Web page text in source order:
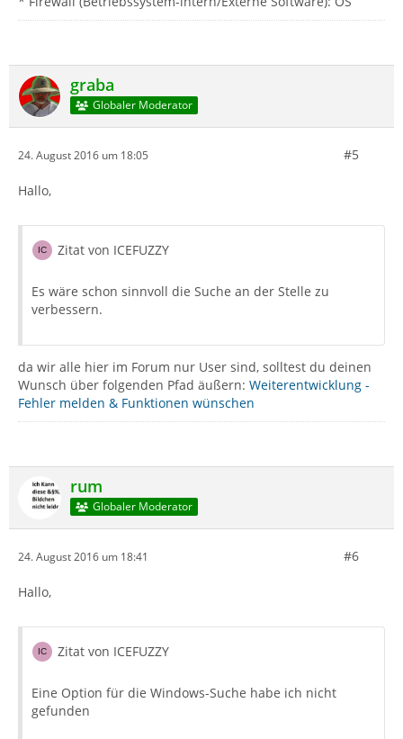
graba
Globaler Moderator
24. August 2016 um 18:05 #5
Hallo,
Zitat von ICEFUZZY
Es wäre schon sinnvoll die Suche an der Stelle zu
verbessern.
da wir alle hier im Forum nur User sind, solltest du deinen
Wunsch über folgenden Pfad äußern: Weiterentwicklung -
Fehler melden & Funktionen wünschen
rum
Globaler Moderator
24. August 2016 um 18:41 #6
Hallo,
Zitat von ICEFUZZY
Eine Option für die Windows-Suche habe ich nicht
gefunden